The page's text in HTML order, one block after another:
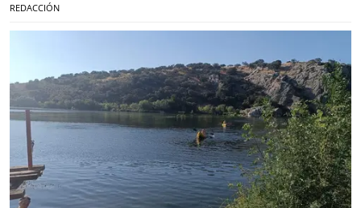
REDACCIÓN